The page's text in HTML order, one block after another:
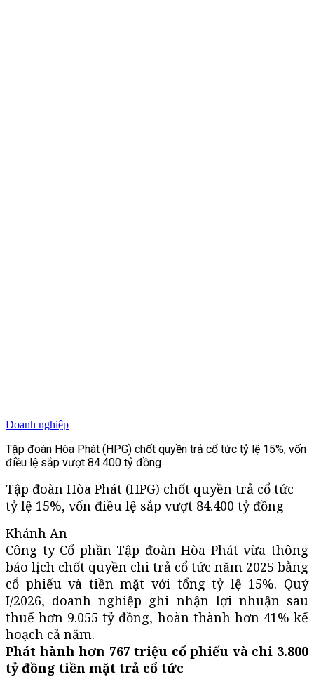
Doanh nghiệp
Tập đoàn Hòa Phát (HPG) chốt quyền trả cổ tức tỷ lệ 15%, vốn
điều lệ sắp vượt 84.400 tỷ đồng
Tập đoàn Hòa Phát (HPG) chốt quyền trả cổ tức
tỷ lệ 15%, vốn điều lệ sắp vượt 84.400 tỷ đồng
Khánh An
Công ty Cổ phần Tập đoàn Hòa Phát vừa thông
báo lịch chốt quyền chi trả cổ tức năm 2025 bằng
cổ phiếu và tiền mặt với tổng tỷ lệ 15%. Quý
I/2026, doanh nghiệp ghi nhận lợi nhuận sau
thuế hơn 9.055 tỷ đồng, hoàn thành hơn 41% kế
hoạch cả năm.
Phát hành hơn 767 triệu cổ phiếu và chi 3.800
tỷ đồng tiền mặt trả cổ tức